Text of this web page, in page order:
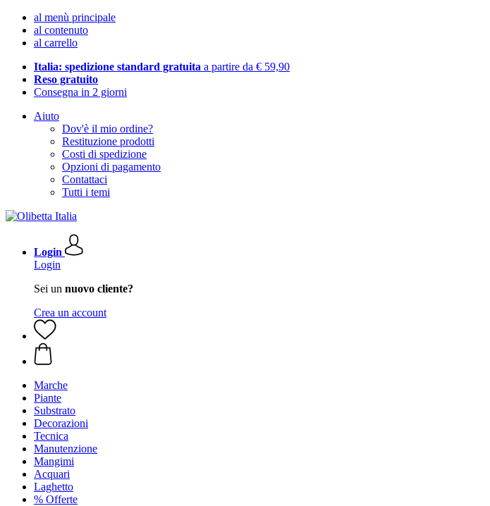
al menù principale
al contenuto
al carrello
Italia: spedizione standard gratuita a partire da € 59,90
Reso gratuito
Consegna in 2 giorni
Aiuto
Dov'è il mio ordine?
Restituzione prodotti
Costi di spedizione
Opzioni di pagamento
Contattaci
Tutti i temi
Login
Login
Sei un nuovo cliente?
Crea un account
Marche
Piante
Substrato
Decorazioni
Tecnica
Manutenzione
Mangimi
Acquari
Laghetto
% Offerte